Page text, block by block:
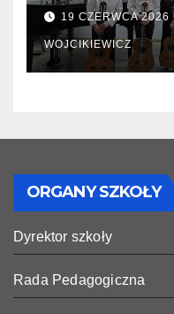
19 CZERWCA 2026
WOJCIKIEWICZ
ORGANY SZKOŁY
Dyrektor szkoły
Rada Pedagogiczna